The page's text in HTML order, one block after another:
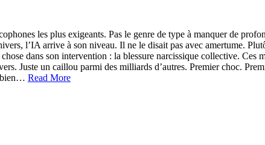
les plus exigeants. Pas le genre de type à manquer de
l’IA arrive à son niveau. Il ne le disait pas avec amertume.
dans son intervention : la blessure narcissique collective. Ces
Juste un caillou parmi des milliards d’autres. Premier choc.
bien… Read More